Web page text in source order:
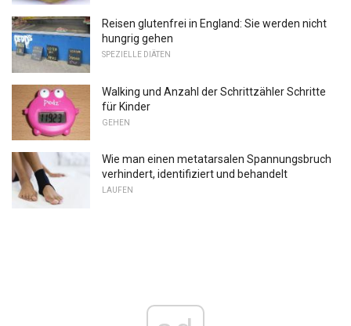
Reisen glutenfrei in England: Sie werden nicht
hungrig gehen
SPEZIELLE DIÄTEN
Walking und Anzahl der Schrittzähler Schritte
für Kinder
GEHEN
Wie man einen metatarsalen Spannungsbruch
verhindert, identifiziert und behandelt
LAUFEN